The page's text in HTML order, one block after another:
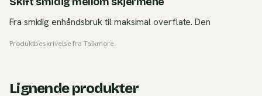
Fra smidig enhåndsbruk til maksimal overflate. Den
Produktbeskrivelse fraTalkmore.
Lignende produkter